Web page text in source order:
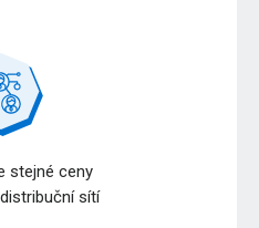
stejné ceny
sítí